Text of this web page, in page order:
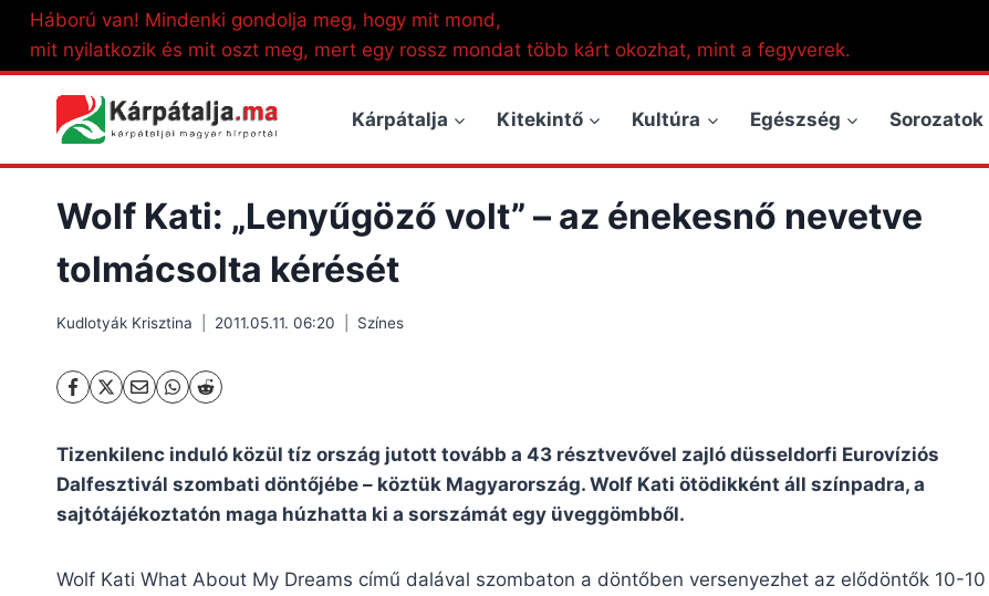
Skip
content
Háború van! Mindenki gondolja meg, hogy mit mond,
mit nyilatkozik és mit oszt meg, mert egy rossz mondat több kárt okozhat, mint a fegyverek.
Kárpátalja Kitekintő Kultúra Egészség Sorozatok
Wolf Kati: „Lenyűgöző volt” – az énekesnő nevetve
tolmácsolta kérését
Kudlotyák Krisztina 2011.05.11. 06:20 Színes
Tizenkilenc induló közül tíz ország jutott tovább a 43 résztvevővel zajló düsseldorfi Eurovíziós
Dalfesztivál szombati döntőjébe – köztük Magyarország. Wolf Kati ötödikként áll színpadra, a
sajtótájékoztatón maga húzhatta ki a sorszámát egy üveggömbből.
Wolf Kati What About My Dreams című dalával szombaton a döntőben versenyezhet az elődöntők 10-10